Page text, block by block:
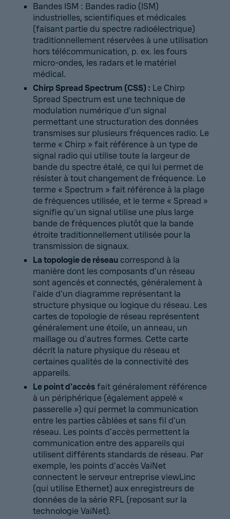
Bandes ISM : Bandes radio (ISM)
industrielles, scientifiques et médicales
(faisant partie du spectre radioélectrique)
traditionnellement réservées à une utilisation
hors télécommunication, p. ex. les fours
micro-ondes, les radars et le matériel
médical.
Chirp Spread Spectrum (CSS) : Le Chirp
Spread Spectrum est une technique de
modulation numérique d’un signal
permettant une structuration des données
transmises sur plusieurs fréquences radio. Le
terme « Chirp » fait référence à un type de
signal radio qui utilise toute la largeur de
bande du spectre étalé, ce qui lui permet de
résister à tout changement de fréquence. Le
terme « Spectrum » fait référence à la plage
de fréquences utilisée, et le terme « Spread »
signifie qu’un signal utilise une plus large
bande de fréquences plutôt que la bande
étroite traditionnellement utilisée pour la
transmission de signaux.
La topologie de réseau correspond à la
manière dont les composants d’un réseau
sont agencés et connectés, généralement à
l’aide d’un diagramme représentant la
structure physique ou logique du réseau. Les
cartes de topologie de réseau représentent
généralement une étoile, un anneau, un
maillage ou d’autres formes. Cette carte
décrit la nature physique du réseau et
certaines qualités de la connectivité des
appareils.
Le point d'accèsfait généralement référence
à un périphérique (également appelé «
passerelle ») qui permet la communication
entre les parties câblées et sans fil d’un
réseau. Les points d’accès permettent la
communication entre des appareils qui
utilisent différents standards de réseau. Par
exemple, les points d’accès VaiNet
connectent le serveur entreprise viewLinc
(qui utilise Ethernet) aux enregistreurs de
données de la série RFL (reposant sur la
technologie VaiNet).